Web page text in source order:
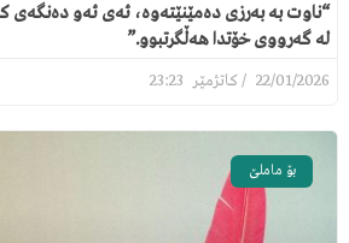
“ناوت بە بەرزی دەمێنێتەوە، ئەی ئەو
لە گەرووی خۆتدا هەڵگرتبوو.”
22/01/2026
بۆ ماملێ